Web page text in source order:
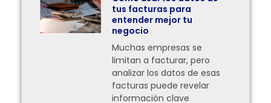
tus facturas para
entender mejor tu
negocio
Muchas empresas se
limitan a facturar, pero
analizar los datos de esas
facturas puede revelar
información clave